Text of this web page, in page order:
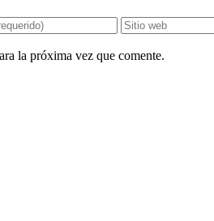
la próxima vez que comente.